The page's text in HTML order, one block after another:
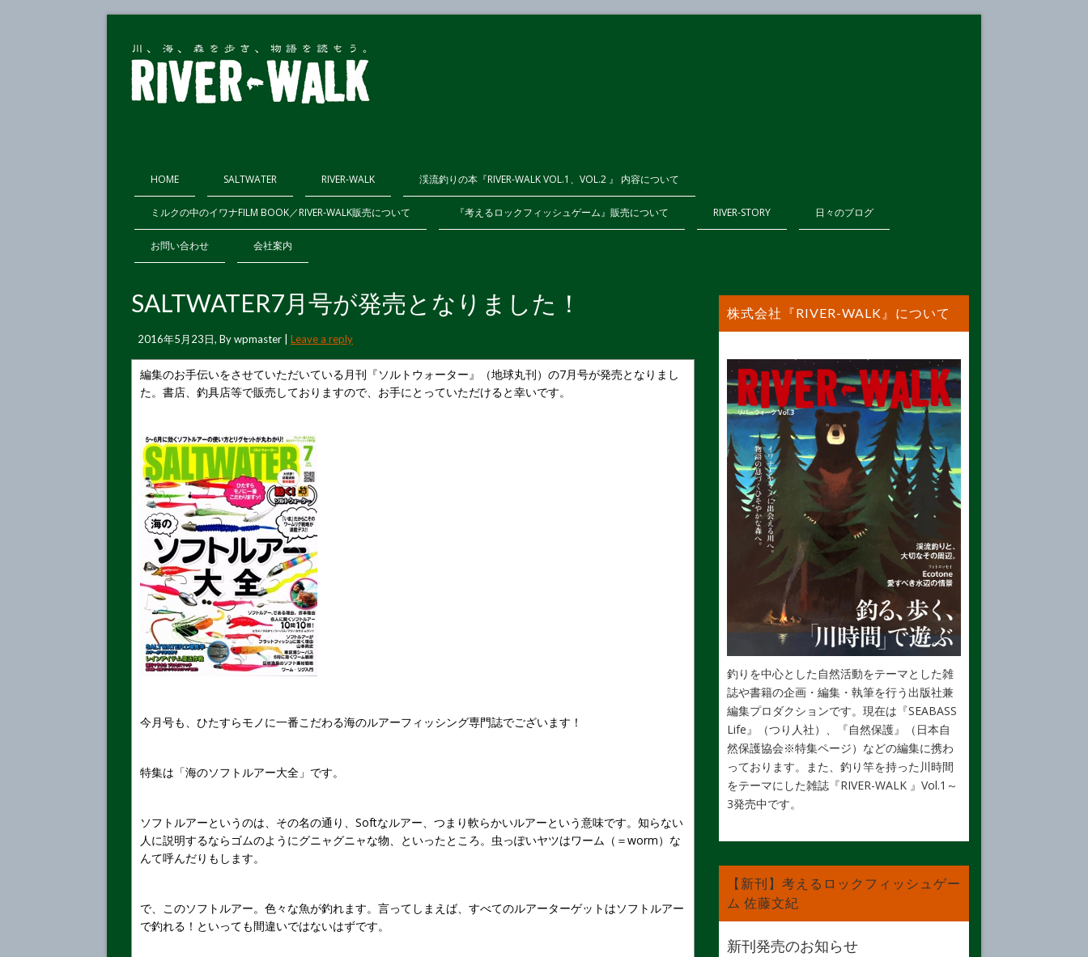
HOME SALTWATER RIVER-WALK 渓流釣りの本『RIVER-WALK VOL.1、VOL.2 』 内容について
ミルクの中のイワナFILM BOOK／RIVER-WALK販売について 『考えるロックフィッシュゲーム』販売について RIVER-STORY 日々のブログ
お問い合わせ 会社案内
SALTWATER7月号が発売となりました！
2016年5月23日, Bywpmaster Leave a reply
編集のお手伝いをさせていただいている月刊『ソルトウォーター』（地球丸刊）の7月号が発売となりまし
た。書店、釣具店等で販売しておりますので、お手にとっていただけると幸いです。
今月号も、ひたすらモノに一番こだわる海のルアーフィッシング専門誌でございます！
特集は「海のソフトルアー大全」です。
ソフトルアーというのは、その名の通り、Softなルアー、つまり軟らかいルアーという意味です。知らない
人に説明するならゴムのようにグニャグニャな物、といったところ。虫っぽいヤツはワーム（＝worm）な
んて呼んだりもします。
で、このソフトルアー。色々な魚が釣れます。言ってしまえば、すべてのルアーターゲットはソフトルアー
で釣れる！といっても間違いではないはずです。
株式会社『RIVER-WALK』について
釣りを中心とした自然活動をテーマとした雑
誌や書籍の企画・編集・執筆を行う出版社兼
編集プロダクションです。現在は『SEABASS
Life』（つり人社）、『自然保護』（日本自
然保護協会※特集ページ）などの編集に携わ
っております。また、釣り竿を持った川時間
をテーマにした雑誌『RIVER-WALK 』Vol.1～
3発売中です。
【新刊】考えるロックフィッシュゲー
ム 佐藤文紀
新刊発売のお知らせ